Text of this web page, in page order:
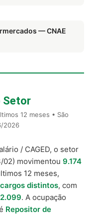
— CNAE
Setor
12 meses • São
2026
/ CAGED, o setor
02) movimentou 9.174
12 meses,
distintos, com
. A ocupação
Repositor de